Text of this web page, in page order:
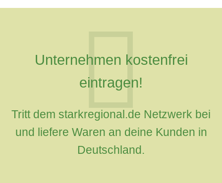
Unternehmen kostenfrei
eintragen!
Tritt dem starkregional.de Netzwerk bei
und liefere Waren an deine Kunden in
Deutschland.